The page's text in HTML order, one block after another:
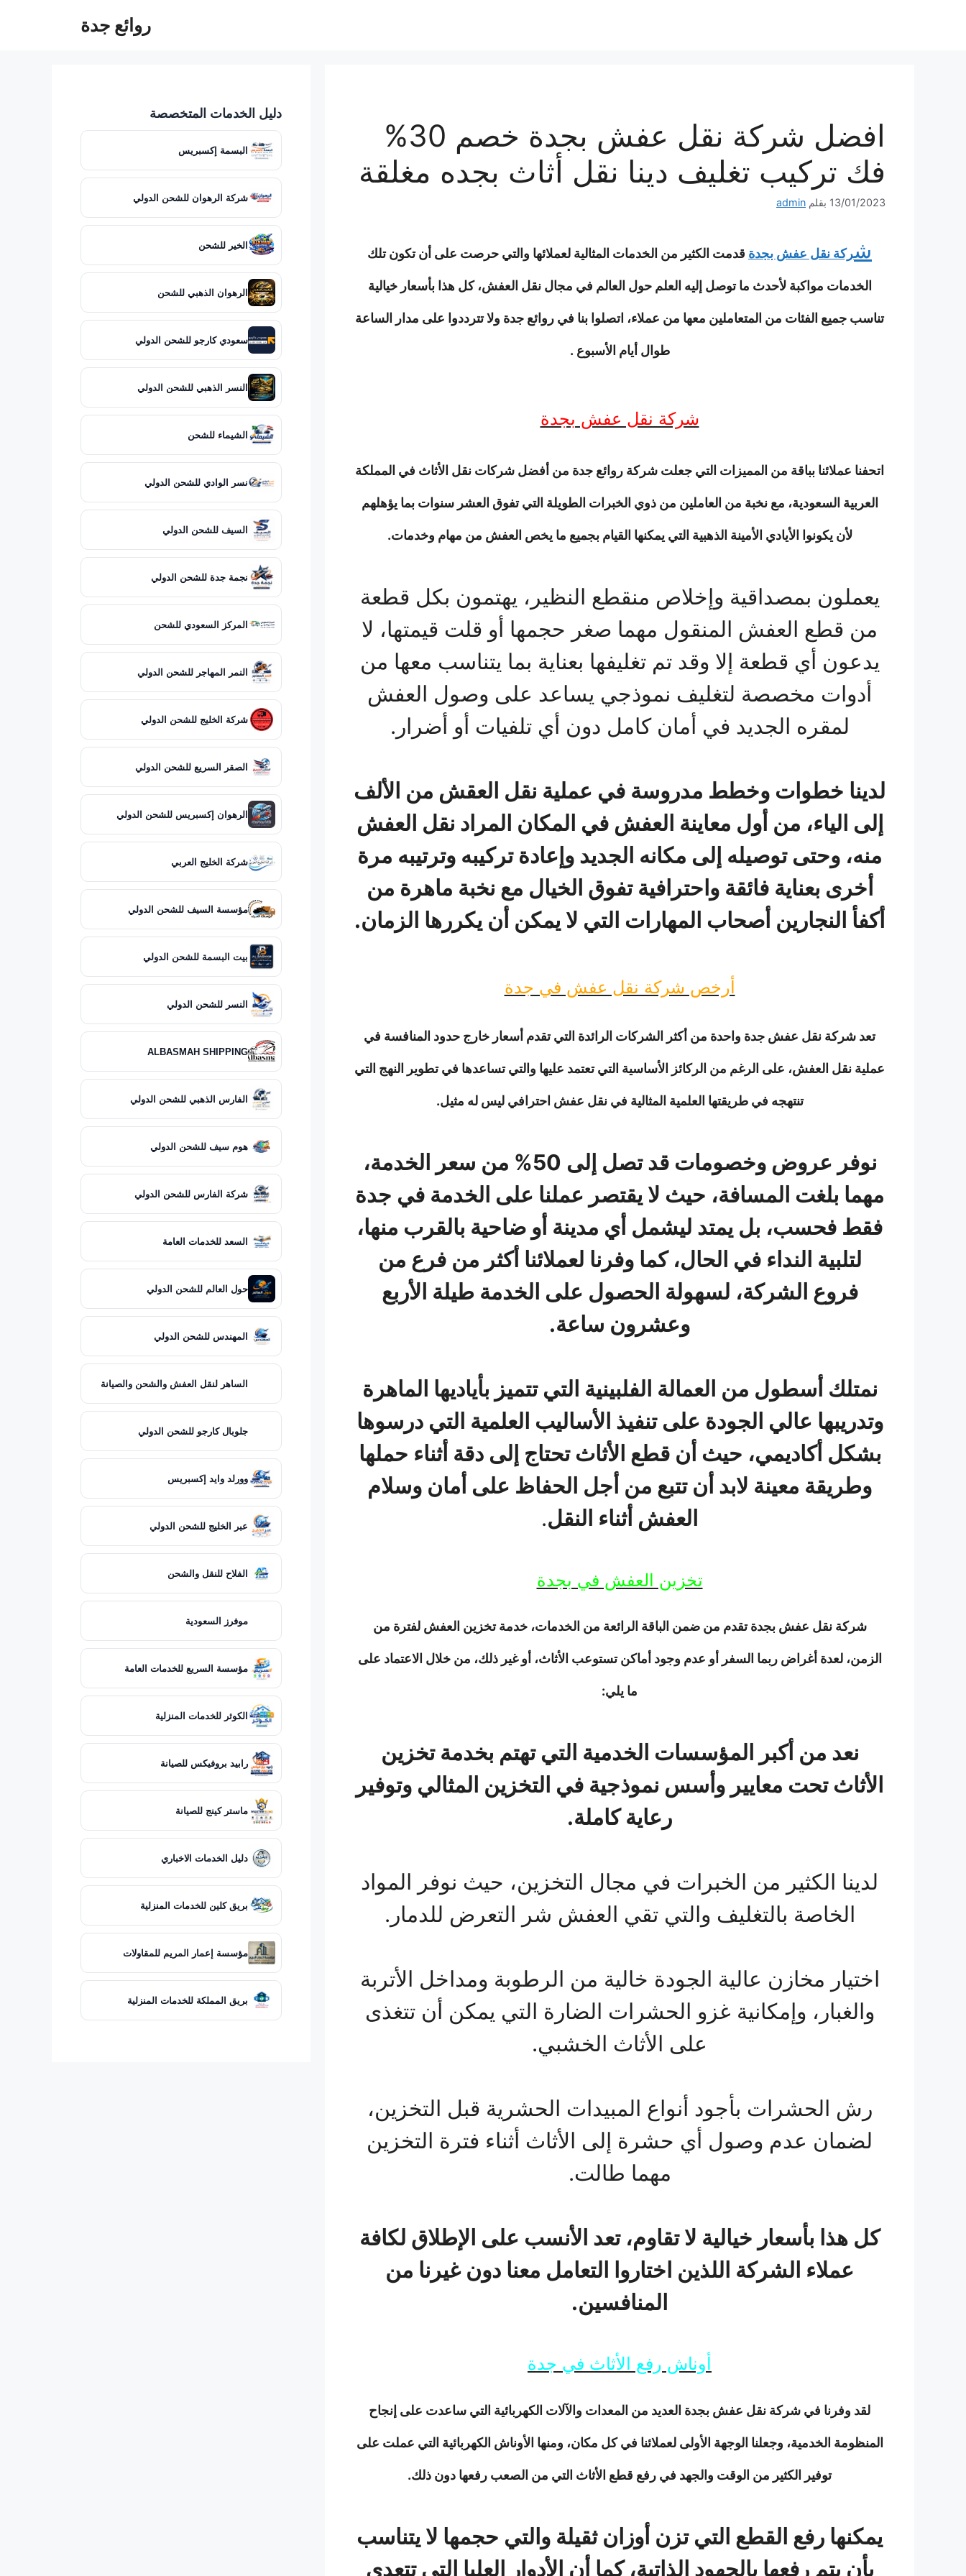
روائع جدة
افضل شركة نقل عفش بجدة خصم 30%
فك تركيب تغليف دينا نقل أثاث بجده مغلقة
13/01/2023 بقلم admin
شركة نقل عفش بجدة قدمت الكثير من الخدمات المثالية لعملائها والتي حرصت على أن تكون تلك
الخدمات مواكبة لأحدث ما توصل إليه العلم حول العالم في مجال نقل العفش، كل هذا بأسعار خيالية
تناسب جميع الفئات من المتعاملين معها من عملاء، اتصلوا بنا في روائع جدة ولا تترددوا على مدار الساعة
طوال أيام الأسبوع .
شركة نقل عفش بجدة
اتحفنا عملائنا بباقة من المميزات التي جعلت شركة روائع جدة من أفضل شركات نقل الأثاث في المملكة
العربية السعودية، مع نخبة من العاملين من ذوي الخبرات الطويلة التي تفوق العشر سنوات بما يؤهلهم
لأن يكونوا الأيادي الأمينة الذهبية التي يمكنها القيام بجميع ما يخص العفش من مهام وخدمات.
يعملون بمصداقية وإخلاص منقطع النظير، يهتمون بكل قطعة
من قطع العفش المنقول مهما صغر حجمها أو قلت قيمتها، لا
يدعون أي قطعة إلا وقد تم تغليفها بعناية بما يتناسب معها من
أدوات مخصصة لتغليف نموذجي يساعد على وصول العفش
لمقره الجديد في أمان كامل دون أي تلفيات أو أضرار.
لدينا خطوات وخطط مدروسة في عملية نقل العقش من الألف
إلى الياء، من أول معاينة العفش في المكان المراد نقل العفش
منه، وحتى توصيله إلى مكانه الجديد وإعادة تركيبه وترتيبه مرة
أخرى بعناية فائقة واحترافية تفوق الخيال مع نخبة ماهرة من
أكفأ النجارين أصحاب المهارات التي لا يمكن أن يكررها الزمان.
أرخص شركة نقل عفش في جدة
تعد شركة نقل عفش جدة واحدة من أكثر الشركات الرائدة التي تقدم أسعار خارج حدود المنافسة في
عملية نقل العفش، على الرغم من الركائز الأساسية التي تعتمد عليها والتي تساعدها في تطوير النهج التي
تنتهجه في طريقتها العلمية المثالية في نقل عفش احترافي ليس له مثيل.
نوفر عروض وخصومات قد تصل إلى 50% من سعر الخدمة،
مهما بلغت المسافة، حيث لا يقتصر عملنا على الخدمة في جدة
فقط فحسب، بل يمتد ليشمل أي مدينة أو ضاحية بالقرب منها،
لتلبية النداء في الحال، كما وفرنا لعملائنا أكثر من فرع من
فروع الشركة، لسهولة الحصول على الخدمة طيلة الأربع
وعشرون ساعة.
نمتلك أسطول من العمالة الفلبينية التي تتميز بأياديها الماهرة
وتدريبها عالي الجودة على تنفيذ الأساليب العلمية التي درسوها
بشكل أكاديمي، حيث أن قطع الأثاث تحتاج إلى دقة أثناء حملها
وطريقة معينة لابد أن تتبع من أجل الحفاظ على أمان وسلام
العفش أثناء النقل.
تخزين العفش في بجدة
شركة نقل عفش بجدة تقدم من ضمن الباقة الرائعة من الخدمات، خدمة تخزين العفش لفترة من
الزمن، لعدة أغراض ربما السفر أو عدم وجود أماكن تستوعب الأثاث، أو غير ذلك، من خلال الاعتماد على
ما يلي:
نعد من أكبر المؤسسات الخدمية التي تهتم بخدمة تخزين
الأثاث تحت معايير وأسس نموذجية في التخزين المثالي وتوفير
رعاية كاملة.
لدينا الكثير من الخبرات في مجال التخزين، حيث نوفر المواد
الخاصة بالتغليف والتي تقي العفش شر التعرض للدمار.
اختيار مخازن عالية الجودة خالية من الرطوبة ومداخل الأتربة
والغبار، وإمكانية غزو الحشرات الضارة التي يمكن أن تتغذى
على الأثاث الخشبي.
رش الحشرات بأجود أنواع المبيدات الحشرية قبل التخزين،
لضمان عدم وصول أي حشرة إلى الأثاث أثناء فترة التخزين
مهما طالت.
كل هذا بأسعار خيالية لا تقاوم، تعد الأنسب على الإطلاق لكافة
عملاء الشركة اللذين اختاروا التعامل معنا دون غيرنا من
المنافسين.
أوناش رفع الأثاث في جدة
لقد وفرنا في شركة نقل عفش بجدة العديد من المعدات والآلات الكهربائية التي ساعدت على إنجاح
المنظومة الخدمية، وجعلنا الوجهة الأولى لعملائنا في كل مكان، ومنها الأوناش الكهربائية التي عملت على
توفير الكثير من الوقت والجهد في رفع قطع الأثاث التي من الصعب رفعها دون ذلك.
يمكنها رفع القطع التي تزن أوزان ثقيلة والتي حجمها لا يتناسب
بأن يتم رفعها بالجهود الذاتية، كما أن الأدوار العليا التي تتعدى
دليل الخدمات المتخصصة
البسمة إكسبريس
شركة الرهوان للشحن الدولي
الخير للشحن
الرهوان الذهبي للشحن
سعودي كارجو للشحن الدولي
النسر الذهبي للشحن الدولي
الشيماء للشحن
نسر الوادي للشحن الدولي
السيف للشحن الدولي
نجمة جدة للشحن الدولي
المركز السعودي للشحن
النمر المهاجر للشحن الدولي
شركة الخليج للشحن الدولي
الصقر السريع للشحن الدولي
الرهوان إكسبريس للشحن الدولي
شركة الخليج العربي
مؤسسة السيف للشحن الدولي
بيت البسمة للشحن الدولي
النسر للشحن الدولي
ALBASMAH SHIPPING
الفارس الذهبي للشحن الدولي
هوم سيف للشحن الدولي
شركة الفارس للشحن الدولي
السعد للخدمات العامة
حول العالم للشحن الدولي
المهندس للشحن الدولي
الساهر لنقل العفش والشحن والصيانة
جلوبال كارجو للشحن الدولي
وورلد وايد إكسبريس
عبر الخليج للشحن الدولي
الفلاح للنقل والشحن
موفرز السعودية
مؤسسة السريع للخدمات العامة
الكوثر للخدمات المنزلية
رابيد بروفيكس للصيانة
ماستر كينج للصيانة
دليل الخدمات الاخباري
بريق كلين للخدمات المنزلية
مؤسسة إعمار المريم للمقاولات
بريق المملكة للخدمات المنزلية